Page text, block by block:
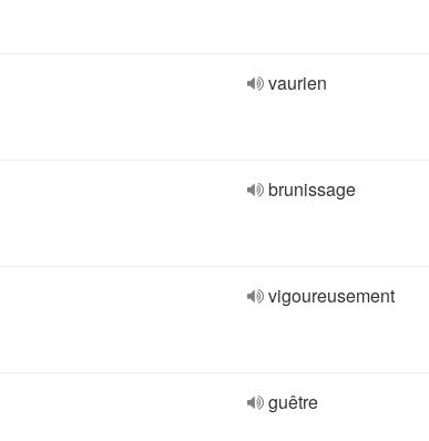
vaurien
brunissage
vigoureusement
guêtre